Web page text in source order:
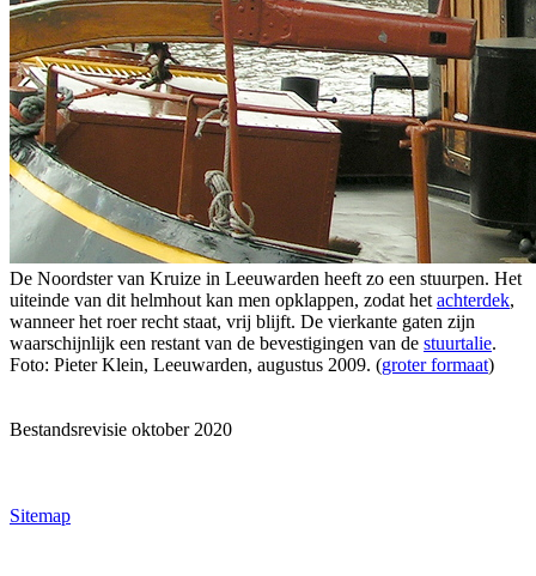
De Noordster van Kruize in Leeuwarden heeft zo een stuurpen. Het
uiteinde van dit helmhout kan men opklappen, zodat het achterdek,
wanneer het roer recht staat, vrij blijft. De vierkante gaten zijn
waarschijnlijk een restant van de bevestigingen van de stuurtalie.
Foto: Pieter Klein, Leeuwarden, augustus 2009. (groter formaat)
Bestandsrevisie oktober 2020
Sitemap